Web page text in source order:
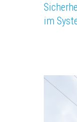
im